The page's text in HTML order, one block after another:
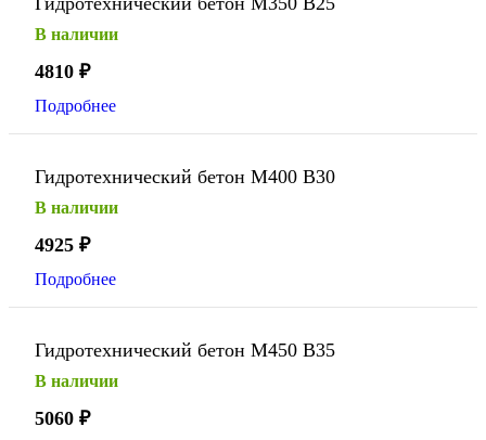
В наличии
4810 ₽
Подробнее
Гидротехнический бетон М400 В30
В наличии
4925 ₽
Подробнее
Гидротехнический бетон М450 В35
В наличии
5060 ₽